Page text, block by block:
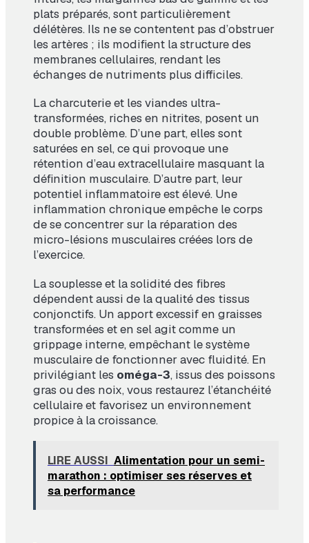
plats préparés, sont particulièrement
délétères. Ils ne se contentent pas d’obstruer
les artères ; ils modifient la structure des
membranes cellulaires, rendant les
échanges de nutriments plus difficiles.
La charcuterie et les viandes ultra-
transformées, riches en nitrites, posent un
double problème. D’une part, elles sont
saturées en sel, ce qui provoque une
rétention d’eau extracellulaire masquant la
définition musculaire. D’autre part, leur
potentiel inflammatoire est élevé. Une
inflammation chronique empêche le corps
de se concentrer sur la réparation des
micro-lésions musculaires créées lors de
l’exercice.
La souplesse et la solidité des fibres
dépendent aussi de la qualité des tissus
conjonctifs. Un apport excessif en graisses
transformées et en sel agit comme un
grippage interne, empêchant le système
musculaire de fonctionner avec fluidité. En
privilégiant les oméga-3, issus des poissons
gras ou des noix, vous restaurez l’étanchéité
cellulaire et favorisez un environnement
propice à la croissance.
LIRE AUSSI Alimentation pour un semi-
marathon : optimiser ses réserves et
sa performance